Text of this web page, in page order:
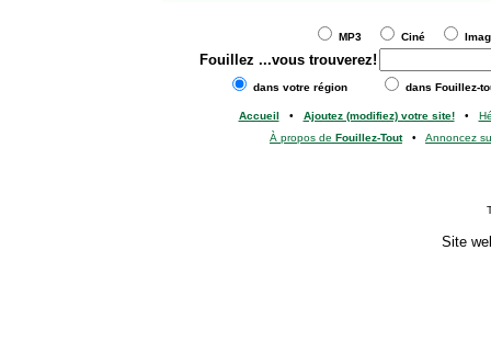
MP3 Ciné
Fouillez ...vous trouverez!
dans votre région dans Fouillez-
Accueil • Ajoutez (modifiez) votre site!•
À propos de Fouillez-Tout• Annoncez
Site